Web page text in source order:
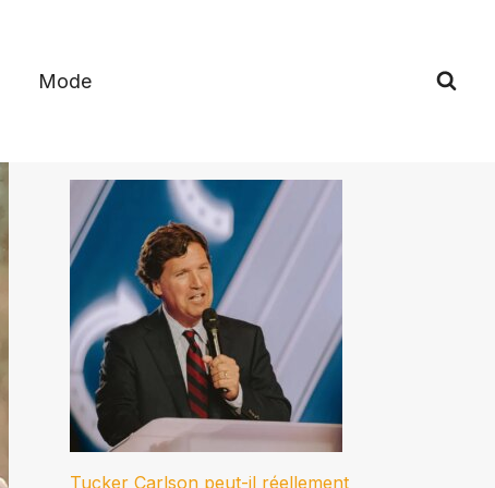
Mode
Tucker Carlson peut-il réellement